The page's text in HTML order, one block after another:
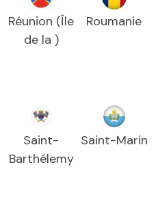
Réunion (Île
de la )
Roumanie
Saint-
Barthélemy
Saint-Marin